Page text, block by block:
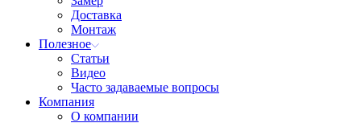
Доставка
Монтаж
Полезное
Статьи
Видео
Часто задаваемые вопросы
Компания
О компании